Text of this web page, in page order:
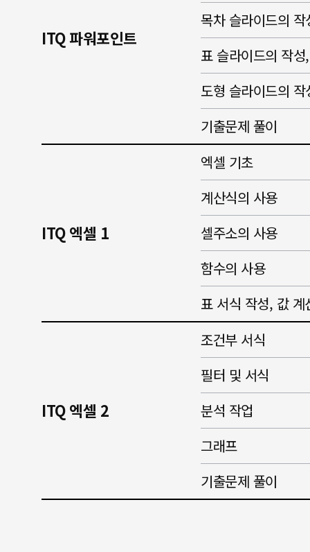
ITQ 파워포인트
목차 슬라이드의
표 슬라이드의 작
도형 슬라이드의 작
기출문제 풀이
ITQ 엑셀 1
엑셀 기초
계산식의 사용
셀주소의 사용
함수의 사용
표 서식 작성, 값 계
ITQ 엑셀 2
조건부 서식
필터 및 서식
분석 작업
그래프
기출문제 풀이